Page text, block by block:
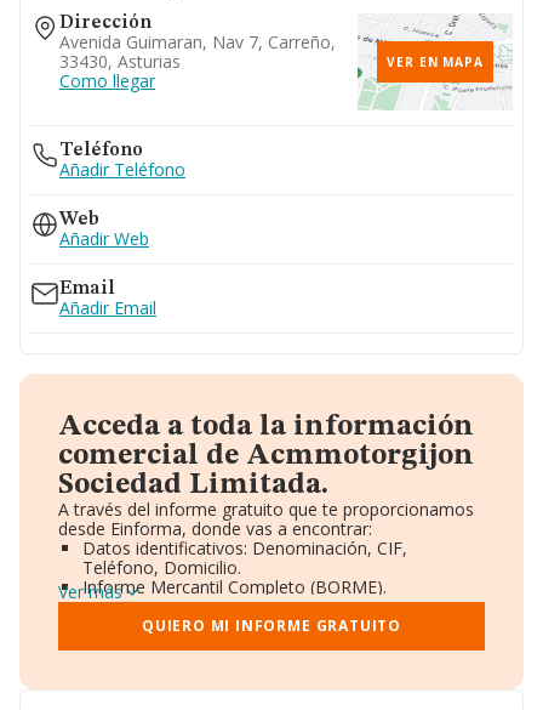
Dirección
Avenida Guimaran, Nav 7, Carreño,
33430, Asturias
Como llegar
VER EN MAPA
Teléfono
Añadir Teléfono
Web
Añadir Web
Email
Añadir Email
Acceda a toda la información
comercial de Acmmotorgijon
Sociedad Limitada.
A través del informe gratuito que te proporcionamos
desde Einforma, donde vas a encontrar:
Datos identificativos: Denominación, CIF,
Teléfono, Domicilio.
Informe Mercantil Completo (BORME).
Gráficos de Evolución Ventas y Empleados.
Consejo de Administración y Administradores.
Directivos y Ejecutivos.
Ver más
QUIERO MI INFORME GRATUITO